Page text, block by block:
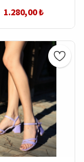
1.280,00 ₺